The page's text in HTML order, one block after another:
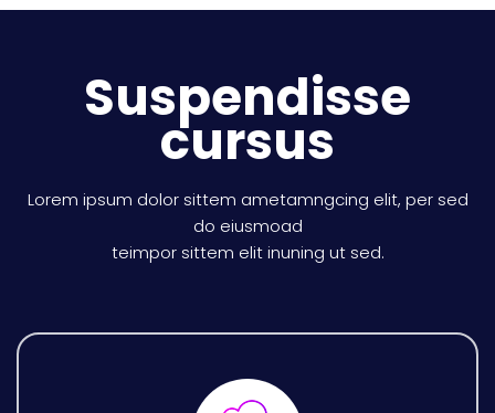
Suspendisse
cursus
Lorem ipsum dolor sittem ametamngcing elit, per sed
do eiusmoad
teimpor sittem elit inuning ut sed.